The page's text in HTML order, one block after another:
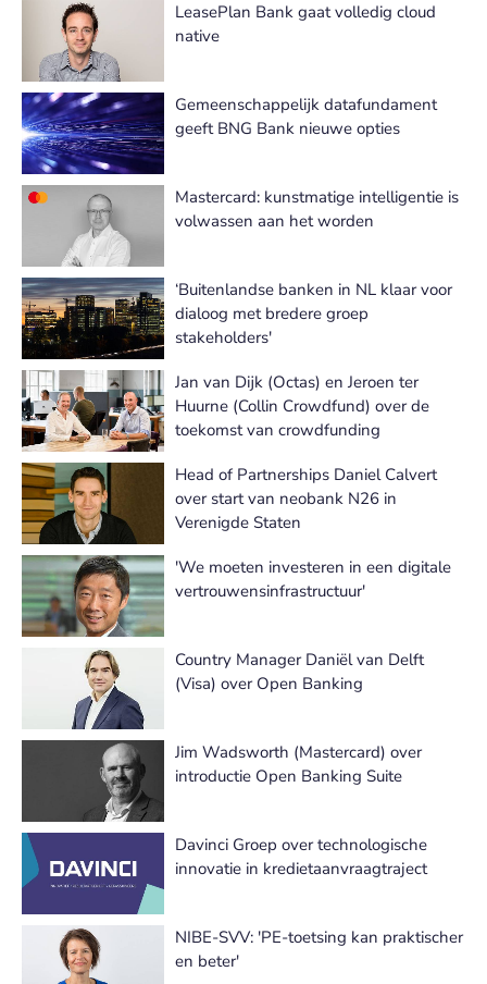
LeasePlan Bank gaat volledig cloud
native
Gemeenschappelijk datafundament
geeft BNG Bank nieuwe opties
Mastercard: kunstmatige intelligentie is
volwassen aan het worden
‘Buitenlandse banken in NL klaar voor
dialoog met bredere groep
stakeholders'
Jan van Dijk (Octas) en Jeroen ter
Huurne (Collin Crowdfund) over de
toekomst van crowdfunding
Head of Partnerships Daniel Calvert
over start van neobank N26 in
Verenigde Staten
'We moeten investeren in een digitale
vertrouwensinfrastructuur'
Country Manager Daniël van Delft
(Visa) over Open Banking
Jim Wadsworth (Mastercard) over
introductie Open Banking Suite
Davinci Groep over technologische
innovatie in kredietaanvraagtraject
NIBE-SVV: 'PE-toetsing kan praktischer
en beter'